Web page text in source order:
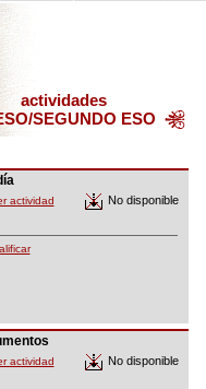
actividades
SEGUNDO ESO
actividad No disponible
actividad No disponible